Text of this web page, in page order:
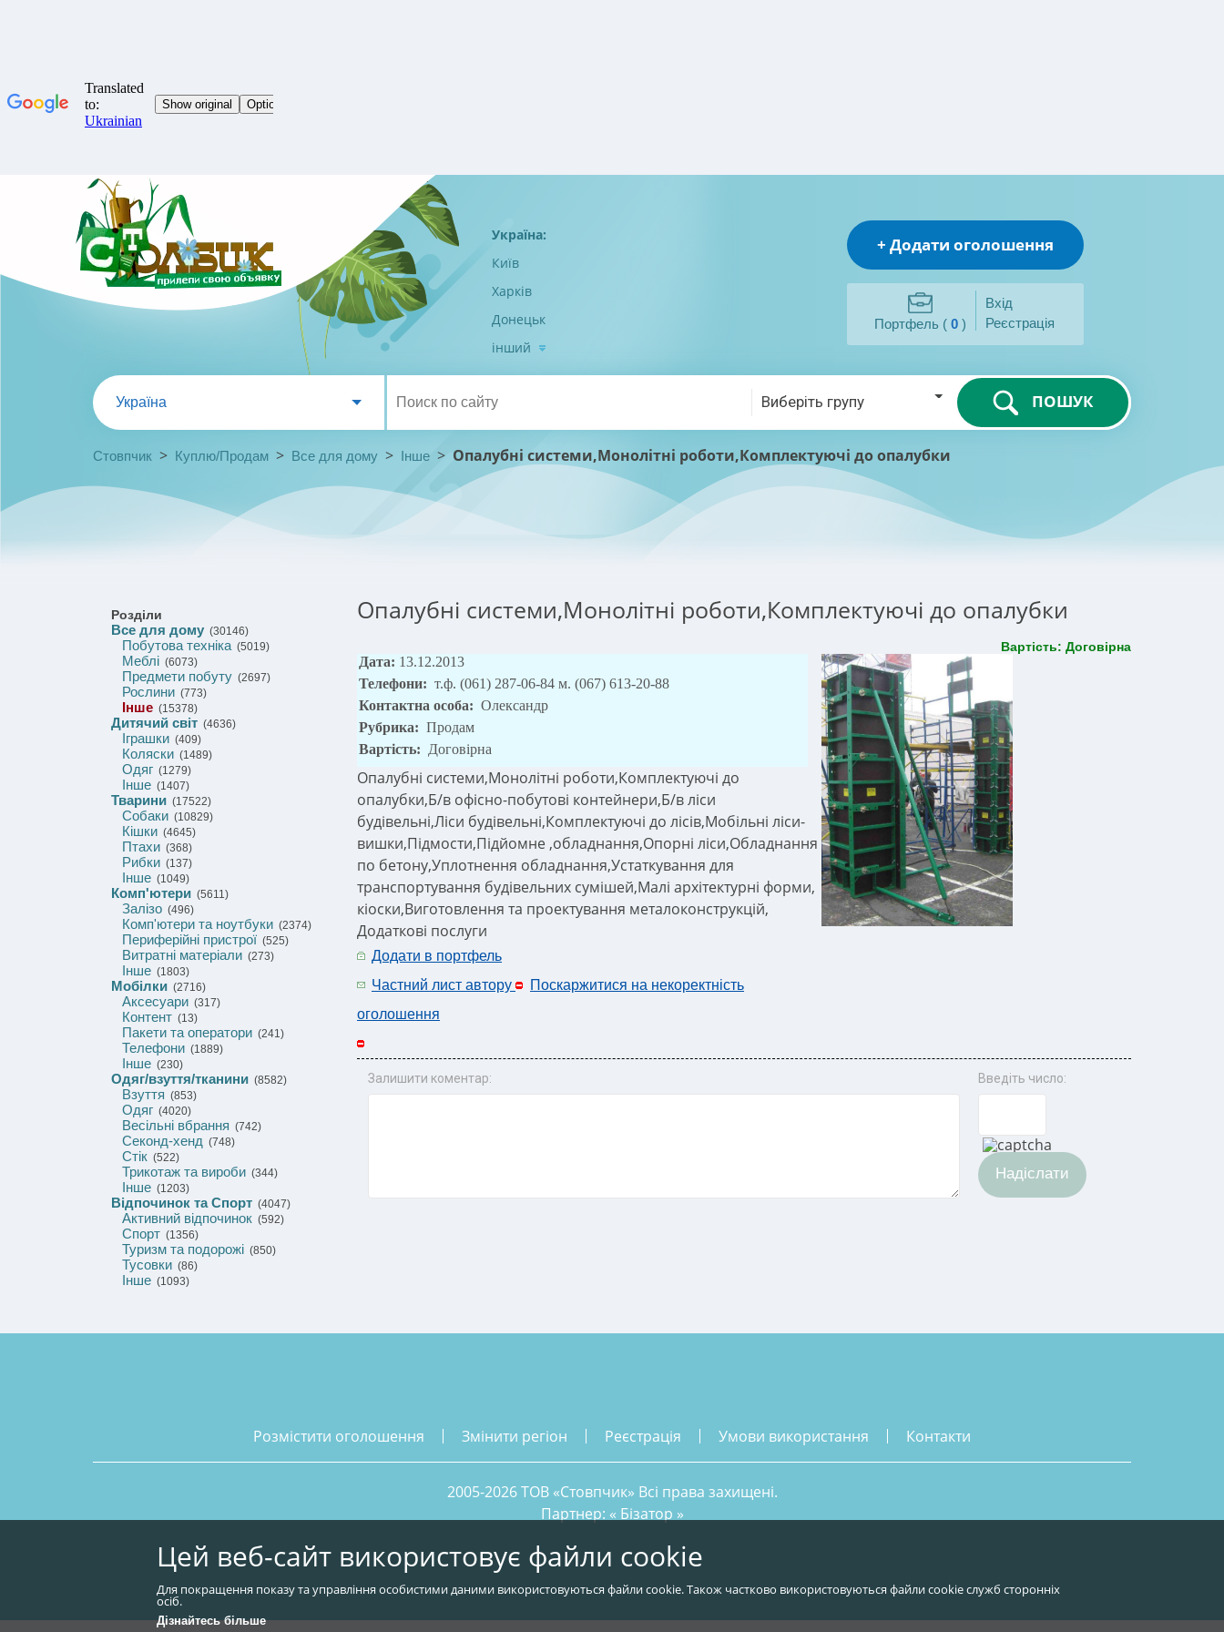
Україна:
Київ
Харків
Донецьк
інший
+ Додати оголошення
Портфель ( 0 )
Вхід
Реєстрація
Україна Виберіть групу ПОШУК
Стовпчик > Куплю/Продам > Все для дому > Інше > Опалубні системи,Монолітні роботи,Комплектуючі до опалубки
Розділи
Все для дому (30146)
Побутова техніка(5019)
Меблі (6073)
Предмети побуту (2697)
Рослини (773)
Інше (15378)
Дитячий світ (4636)
Іграшки (409)
Коляски (1489)
Одяг (1279)
Інше (1407)
Тварини (17522)
Собаки (10829)
Кішки (4645)
Птахи (368)
Рибки (137)
Інше (1049)
Комп'ютери (5611)
Залізо (496)
Комп'ютери та ноутбуки (2374)
Периферійні пристрої (525)
Витратні матеріали (273)
Інше (1803)
Мобілки (2716)
Аксесуари (317)
Контент (13)
Пакети та оператори (241)
Телефони (1889)
Інше (230)
Одяг/взуття/тканини (8582)
Взуття (853)
Одяг (4020)
Весільні вбрання (742)
Секонд-хенд (748)
Стік (522)
Трикотаж та вироби (344)
Інше (1203)
Відпочинок та Спорт (4047)
Активний відпочинок (592)
Спорт (1356)
Туризм та подорожі (850)
Тусовки (86)
Інше (1093)
Опалубні системи,Монолітні роботи,Комплектуючі до опалубки
Вартість: Договірна
Дата: 13.12.2013
Телефони: т.ф. (061) 287-06-84 м. (067) 613-20-88
Контактна особа: Олександр
Рубрика: Продам
Вартість: Договірна
Опалубні системи,Монолітні роботи,Комплектуючі до
опалубки,Б/в офісно-побутові контейнери,Б/в ліси
будівельні,Ліси будівельні,Комплектуючі до лісів,Мобільні ліси-
вишки,Підмости,Підйомне ,обладнання,Опорні ліси,Обладнання
по бетону,Уплотнення обладнання,Устаткування для
транспортування будівельних сумішей,Малі архітектурні форми,
кіоски,Виготовлення та проектування металоконструкцій,
Додаткові послуги
Додати в портфель
Частний лист автору
Поскаржитися на некоректність
оголошення
Залишити коментар: Введіть число:
Надіслати
розмістити оголошення змінити регіон реєстрація умови використання контакти
2005-2026 ТОВ «Стовпчик» Всі права захищені.
Партнер: « Бізатор »
Цей веб-сайт використовує файли cookie
Для покращення показу та управління особистими даними використовуються файли cookie. Також частково використовуються файли cookie служб сторонніх
осіб.
Дізнайтесь більше